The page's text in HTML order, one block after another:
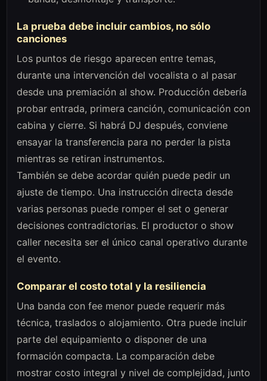
La prueba debe incluir cambios, no sólo
canciones
Los puntos de riesgo aparecen entre temas,
durante una intervención del vocalista o al pasar
desde una premiación al show. Producción debería
probar entrada, primera canción, comunicación con
cabina y cierre. Si habrá DJ después, conviene
ensayar la transferencia para no perder la pista
mientras se retiran instrumentos.
También se debe acordar quién puede pedir un
ajuste de tiempo. Una instrucción directa desde
varias personas puede romper el set o generar
decisiones contradictorias. El productor o show
caller necesita ser el único canal operativo durante
el evento.
Comparar el costo total y la resiliencia
Una banda con fee menor puede requerir más
técnica, traslados o alojamiento. Otra puede incluir
parte del equipamiento o disponer de una
formación compacta. La comparación debe
mostrar costo integral y nivel de complejidad, junto